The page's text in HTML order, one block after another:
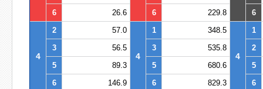
6
26.6 6 229.8 6
4
2 57.0
4
1 348.5
4
1
3
56.5 3 535.8
2
5
89.3 5 680.6
5
6
146.9 6 829.3 6